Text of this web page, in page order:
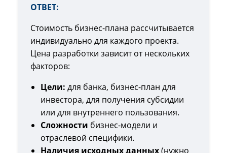
ОТВЕТ:
Стоимость бизнес-плана рассчитывается
индивидуально для каждого проекта.
Цена разработки зависит от нескольких
факторов:
Цели: для банка, бизнес-план для
инвестора, для получения субсидии
или для внутреннего пользования.
Сложности бизнес-модели и
отраслевой специфики.
Наличия исходных данных(нужно